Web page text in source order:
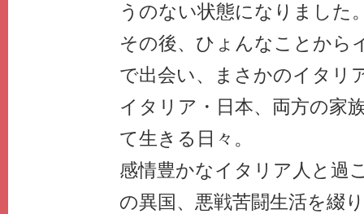
うのない状態になりました
その後、ひょんなことから
で出会い、まさかのイタリ
イタリア・日本、両方の家
て生きる日々。
感情豊かなイタリア人と過
の異国、悪戦苦闘生活を綴